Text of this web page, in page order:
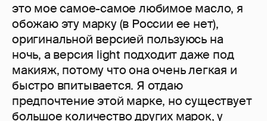
это мое самое-самое любимое масло, я
обожаю эту марку (в России ее нет),
оригинальной версией пользуюсь на
ночь, а версия light подходит даже под
макияж, потому что она очень легкая и
быстро впитывается. Я отдаю
предпочтение этой марке, но существует
большое количество других марок, у